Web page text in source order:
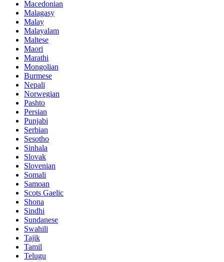
Macedonian
Malagasy
Malay
Malayalam
Maltese
Maori
Marathi
Mongolian
Burmese
Nepali
Norwegian
Pashto
Persian
Punjabi
Serbian
Sesotho
Sinhala
Slovak
Slovenian
Somali
Samoan
Scots Gaelic
Shona
Sindhi
Sundanese
Swahili
Tajik
Tamil
Telugu